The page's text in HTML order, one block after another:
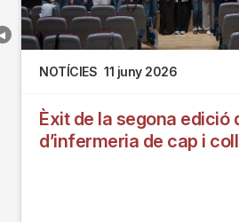
NOTÍCIES 11 juny 2026
Èxit de la segona edició
d’infermeria de cap i coll